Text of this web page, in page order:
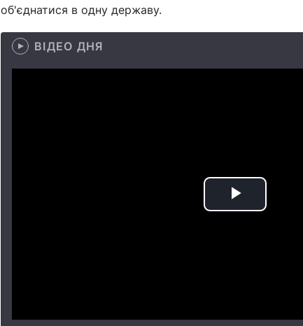
об'єднатися в одну державу.
ВІДЕО ДНЯ
Play